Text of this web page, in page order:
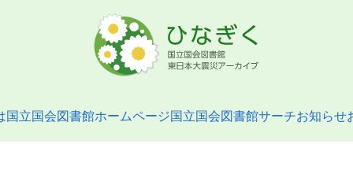
国立国会図書館ホームページ国立国会図書館サーチお知らせ